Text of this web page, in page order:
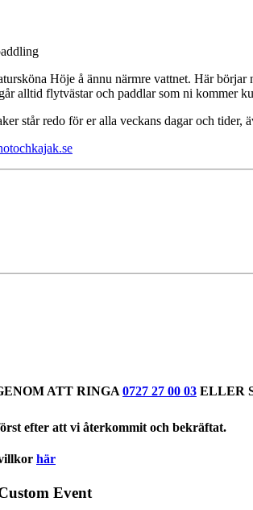
Höje å ännu närmre vattnet. Här
alltid flytvästar och paddlar som ni kommer
står redo för er alla veckans dagar och tider,
ATT RINGA 0727 27 00 03 ELLER
efter att vi återkommit och bekräftat.
här
Event